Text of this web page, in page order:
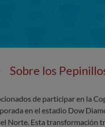
Sobre los
de participar en la
en el estadio Dow
Norte. Esta transformación